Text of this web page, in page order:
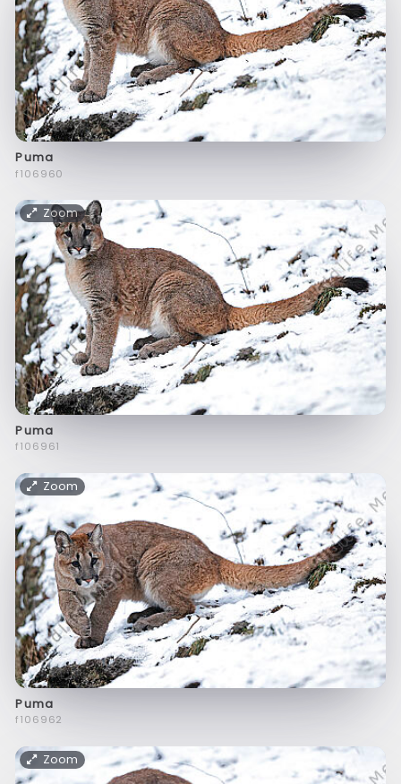
Puma
f106960
Zoom
Puma
f106961
Zoom
Puma
f106962
Zoom